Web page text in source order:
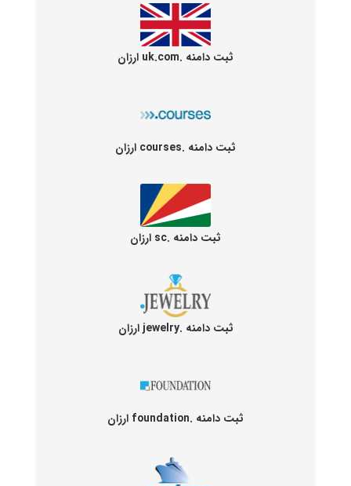
ثبت دامنه .uk.com ارزان
ثبت دامنه .courses ارزان
ثبت دامنه .sc ارزان
ثبت دامنه .jewelry ارزان
ثبت دامنه .foundation ارزان